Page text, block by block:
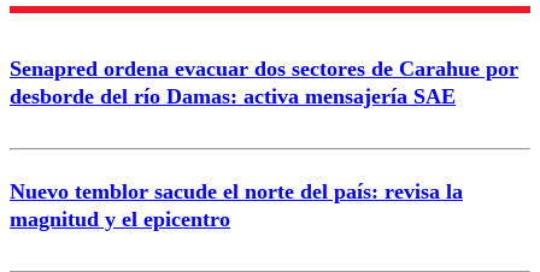
Enviar comentario
Senapred ordena evacuar dos sectores de Carahue por
desborde del río Damas: activa mensajería SAE
Nuevo temblor sacude el norte del país: revisa la
magnitud y el epicentro